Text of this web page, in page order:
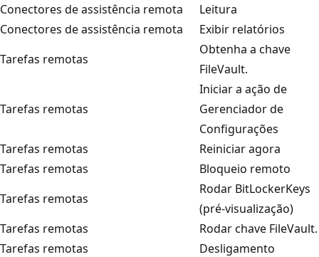
Conectores de assistência remota
Leitura
Conectores de assistência remota
Exibir relatórios
Tarefas remotas
Obtenha a chave
FileVault.
Tarefas remotas
Iniciar a ação de
Gerenciador de
Configurações
Tarefas remotas
Reiniciar agora
Tarefas remotas
Bloqueio remoto
Tarefas remotas
Rodar BitLockerKeys
(pré-visualização)
Tarefas remotas
Rodar chave FileVault.
Tarefas remotas
Desligamento